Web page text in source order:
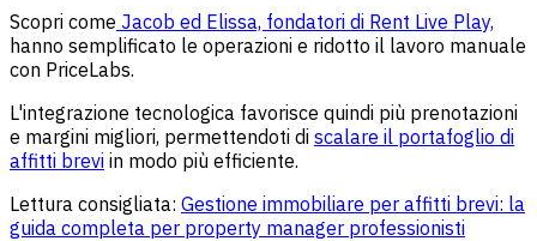
Scopri come Jacob ed Elissa, fondatori di Rent Live Play,
hanno semplificato le operazioni e ridotto il lavoro manuale
con PriceLabs.
L'integrazione tecnologica favorisce quindi più prenotazioni
e margini migliori, permettendoti di scalare il portafoglio di
affitti brevi in modo più efficiente.
Lettura consigliata: Gestione immobiliare per affitti brevi: la
guida completa per property manager professionisti